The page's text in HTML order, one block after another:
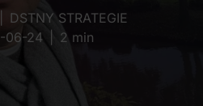
DSTNY STRATEGIE
06-24 2 min